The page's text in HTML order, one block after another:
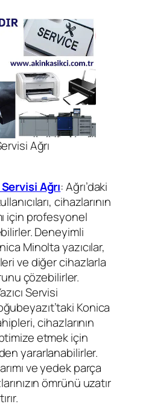
Ağrı
Ağrı: Ağrı’daki
cihazlarının
için profesyonel
Deneyimli
Minolta yazıcılar,
ve diğer cihazlarla
çözebilirler.
Servisi
Konica
cihazlarının
etmek için
yararlanabilirler.
ve yedek parça
ömrünü uzatır